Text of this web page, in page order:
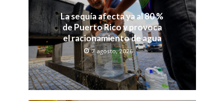
La sequía afecta ya al 80 %
de Puerto Rico y provoca
el racionamiento de agua
7 agosto, 2026